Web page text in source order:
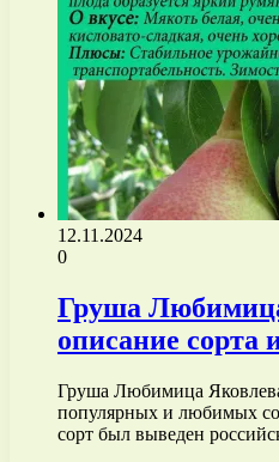
12.11.2024
0
Груша
описание сорта
Груша Любимица
популярных и любимых
сорт был выведен